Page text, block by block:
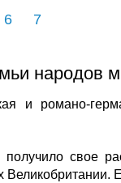
6 7
народов
и романо-
получило свое